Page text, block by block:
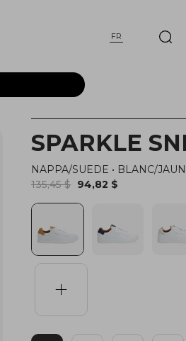
FR
SPARKLE
NAPPA/SUEDE • BLANC/
135,45 $ 94,82 $